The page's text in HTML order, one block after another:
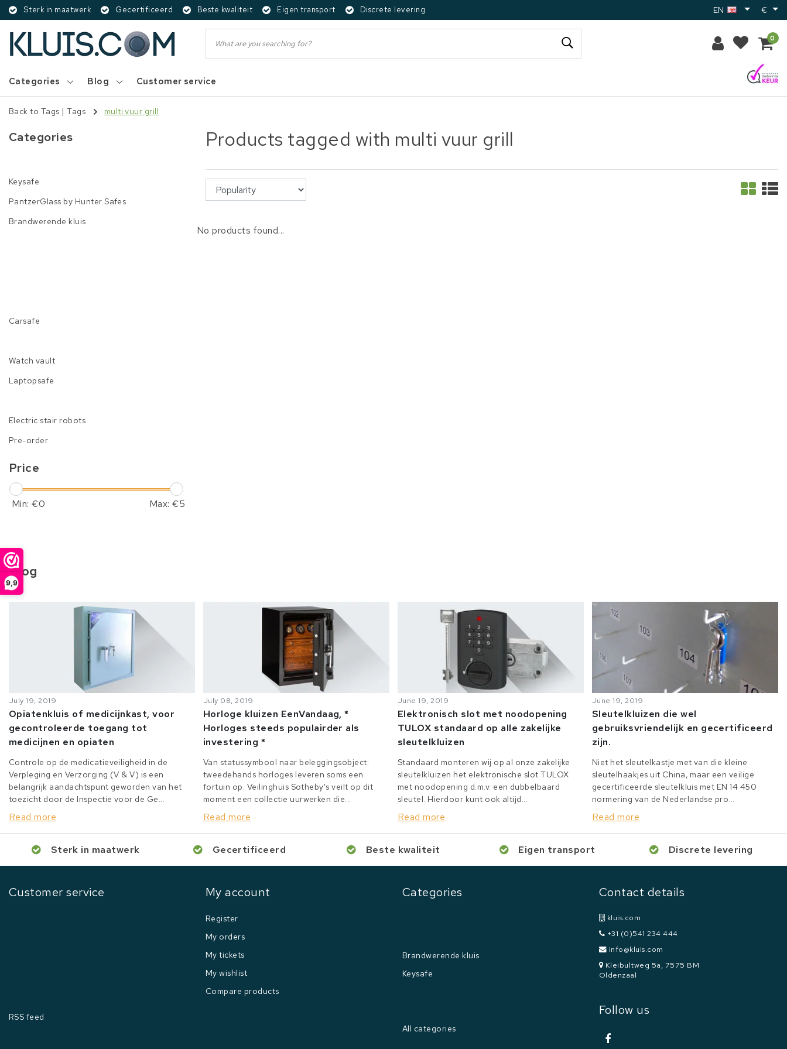
9,9
Sterk in maatwerk Gecertificeerd Beste kwaliteit Eigen transport Discrete levering EN €
0
Categories Blog Customer service
Back to Tags |Tags multi vuur grill
Categories
Keysafe
PantzerGlass by Hunter Safes
Brandwerende kluis
Carsafe
Watch vault
Laptopsafe
Electric stair robots
Pre-order
Price
Min: €0 Max: €5
Products tagged with multi vuur grill
No products found...
Blog
July 19, 2019
Opiatenkluis of medicijnkast, voor
gecontroleerde toegang tot
medicijnen en opiaten
Controle op de medicatieveiligheid in de
Verpleging en Verzorging (V & V) is een
belangrijk aandachtspunt geworden van het
toezicht door de Inspectie voor de Ge...
Read more
July 08, 2019
Horloge kluizen EenVandaag, *
Horloges steeds populairder als
investering *
Van statussymbool naar beleggingsobject:
tweedehands horloges leveren soms een
fortuin op. Veilinghuis Sotheby's veilt op dit
moment een collectie uurwerken die...
Read more
June 19, 2019
Elektronisch slot met noodopening
TULOX standaard op alle zakelijke
sleutelkluizen
Standaard monteren wij op al onze zakelijke
sleutelkluizen het elektronische slot TULOX
met noodopening d.m.v. een dubbelbaard
sleutel. Hierdoor kunt ook altijd...
Read more
June 19, 2019
Sleutelkluizen die wel
gebruiksvriendelijk en gecertificeerd
zijn.
Niet het sleutelkastje met van die kleine
sleutelhaakjes uit China, maar een veilige
gecertificeerde sleutelkluis met EN 14 450
normering van de Nederlandse pro...
Read more
Sterk in maatwerk Gecertificeerd Beste kwaliteit Eigen transport Discrete levering
Customer service
RSS feed
My account
Register
My orders
My tickets
My wishlist
Compare products
Categories
Brandwerende kluis
Keysafe
All categories
Contact details
kluis.com
+31 (0)541 234 444
info@kluis.com
Kleibultweg 5a, 7575 BM
Oldenzaal
Follow us